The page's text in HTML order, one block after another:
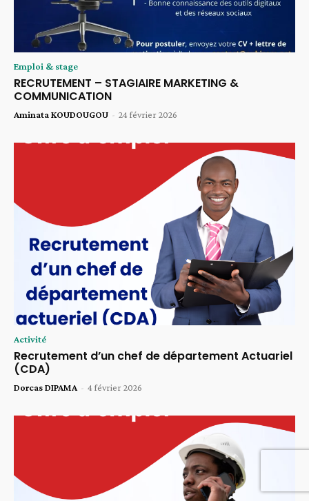
Emploi & stage
RECRUTEMENT – STAGIAIRE MARKETING &
COMMUNICATION
Aminata KOUDOUGOU - 24 février 2026
Activité
Recrutement d’un chef de département Actuariel
(CDA)
Dorcas DIPAMA - 4 février 2026